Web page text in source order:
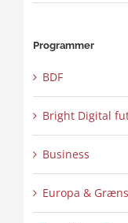
Programmer
BDF
Bright Digital
Business
Europa &